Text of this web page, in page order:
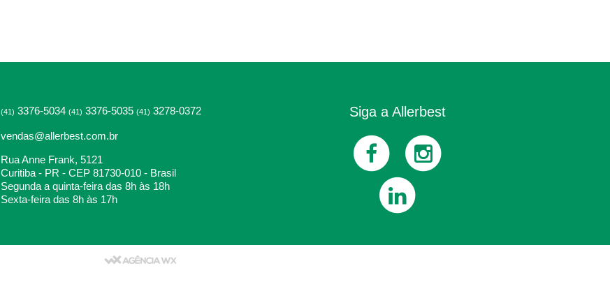
(41) 3376-5034 (41) 3376-5035 (41) 3278-0372
vendas@allerbest.com.br
Rua Anne Frank, 5121
Curitiba - PR - CEP 81730-010 - Brasil
Segunda a quinta-feira das 8h às 18h
Sexta-feira das 8h às 17h
Siga a Allerbest